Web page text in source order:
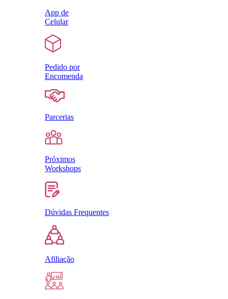
App de
Celular
Pedido por
Encomenda
Parcerias
Próximos
Workshops
Dúvidas Frequentes
Afiliação